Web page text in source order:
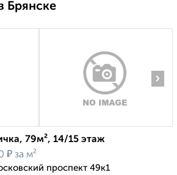
Брянске
›
79м², 14/15 этаж
₽ за м²
проспект 49к1